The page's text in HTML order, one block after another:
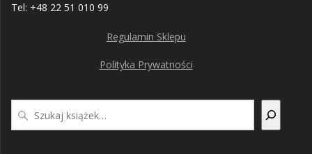
Tel: +48 22 51 010 99
Regulamin Sklepu
Polityka Prywatności